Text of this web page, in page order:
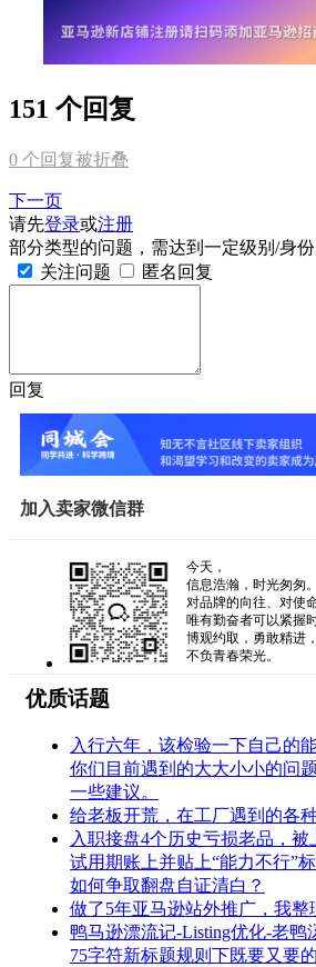
151 个回复
0 个回复被折叠
下一页
请先登录或注册
部分类型的问题，需达到一定级别/身
关注问题
匿名回复
回复
加入卖家微信群
今天，
信息浩瀚，时光匆匆。
对品牌的向往、对使
唯有勤奋者可以紧握
博观约取，勇敢精进，
不负青春荣光。
优质话题
入行六年，该检验一下自己的
你们目前遇到的大大小小的问
一些建议。
给老板开荒，在工厂遇到的各
入职接盘4个历史亏损老品，
试用期账上并贴上“能力不行”
如何争取翻盘自证清白？
做了5年亚马逊站外推广，我整
鸭马逊漂流记-Listing优化-老鸭
75字符新标题规则下既要又要